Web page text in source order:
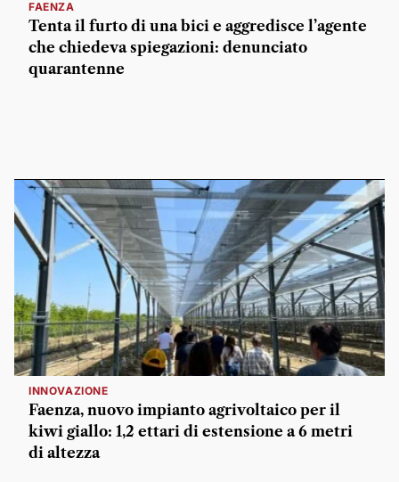
FAENZA
Tenta il furto di una bici e aggredisce l’agente
che chiedeva spiegazioni: denunciato
quarantenne
INNOVAZIONE
Faenza, nuovo impianto agrivoltaico per il
kiwi giallo: 1,2 ettari di estensione a 6 metri
di altezza